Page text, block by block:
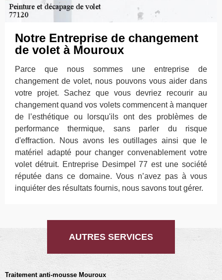
Notre Entreprise de changement
de volet à Mouroux
Parce que nous sommes une entreprise de
changement de volet, nous pouvons vous aider dans
votre projet. Sachez que vous devriez recourir au
changement quand vos volets commencent à manquer
de l’esthétique ou lorsqu'ils ont des problèmes de
performance thermique, sans parler du risque
d'effraction. Nous avons les outillages ainsi que le
matériel adapté pour changer convenablement votre
volet détruit. Entreprise Desimpel 77 est une société
réputée dans ce domaine. Vous n’avez pas à vous
inquiéter des résultats fournis, nous savons tout gérer.
AUTRES SERVICES
Traitement anti-mousse Mouroux